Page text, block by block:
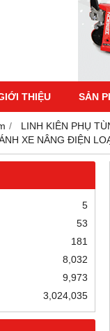
THIỆU SẢN
LINH KIÊN PHỤ
XE NÂNG ĐIỆN
5
53
181
8,032
9,973
3,024,035